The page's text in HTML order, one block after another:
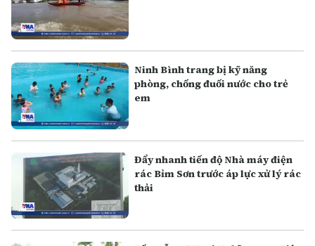
Ninh Bình trang bị kỹ năng
phòng, chống đuối nước cho trẻ
em
Đẩy nhanh tiến độ Nhà máy điện
rác Bỉm Sơn trước áp lực xử lý rác
thải